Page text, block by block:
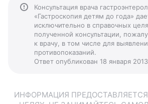
Консультация врача
«Гастроскопия детям до года»
исключительно в справочных
полученной консультации,
к врачу, в том числе для
противопоказаний.
Ответ опубликован 18 января 2013
ИНФОРМАЦИЯ